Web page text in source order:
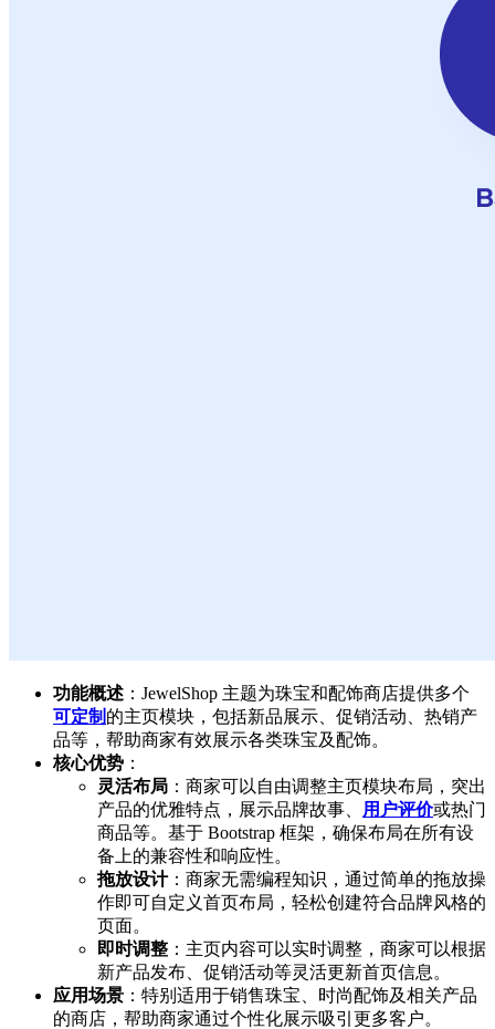
功能概述 ：JewelShop 主题为珠宝和配饰商店提供多个
可定制 的主页模块，包括新品展示、促销活动、热销产
品等，帮助商家有效展示各类珠宝及配饰。
核心优势 ：
灵活布局 ：商家可以自由调整主页模块布局，突出
产品的优雅特点，展示品牌故事、
用户评价或热门
商品等。基于 Bootstrap 框架，确保布局在所有设
备上的兼容性和响应性。
拖放设计：商家无需编程知识，通过简单的拖放操
作即可自定义首页布局，轻松创建符合品牌风格的
页面。
即时调整 ：主页内容可以实时调整，商家可以根据
新产品发布、促销活动等灵活更新首页信息。
应用场景 ：特别适用于销售珠宝、时尚配饰及相关产品
的商店，帮助商家通过个性化展示吸引更多客户。